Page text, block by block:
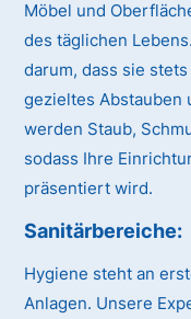
Möbel und
des täglichen
darum, dass sie
gezieltes Abstauben
werden Staub,
sodass Ihre
präsentiert wird.
Sanitärbereiche:
Hygiene steht an
Anlagen. Unsere